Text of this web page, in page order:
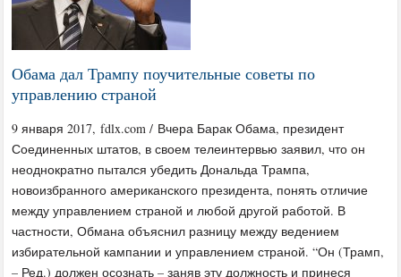
Обама дал Трампу поучительные советы по
управлению страной
9 января 2017, fdlx.com / Вчера Барак Обама, президент
Соединенных штатов, в своем телеинтервью заявил, что он
неоднократно пытался убедить Дональда Трампа,
новоизбранного американского президента, понять отличие
между управлением страной и любой другой работой. В
частности, Обмана объяснил разницу между ведением
избирательной кампании и управлением страной. “Он (Трамп,
– Ред.) должен осознать – заняв эту должность и принеся